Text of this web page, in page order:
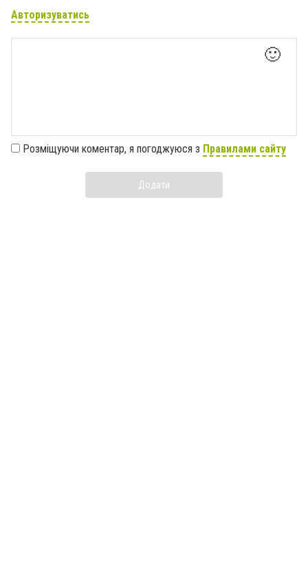
Авторизуватись
🙂
Розміщуючи коментар, я погоджуюся з Правилами сайту
Додати